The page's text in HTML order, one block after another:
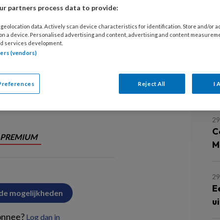
delen mag niet zomaar. Daarvoor
regels. In dit artikel zetten we ze
en
PREMIUM
mogelijkheden
Log dan in
partners process data to provide:
data. Actively scan device characteristics for identification. Store and/or
a device. Personalised advertising and content, advertising and content
services development.
(vendors)
Reject All I